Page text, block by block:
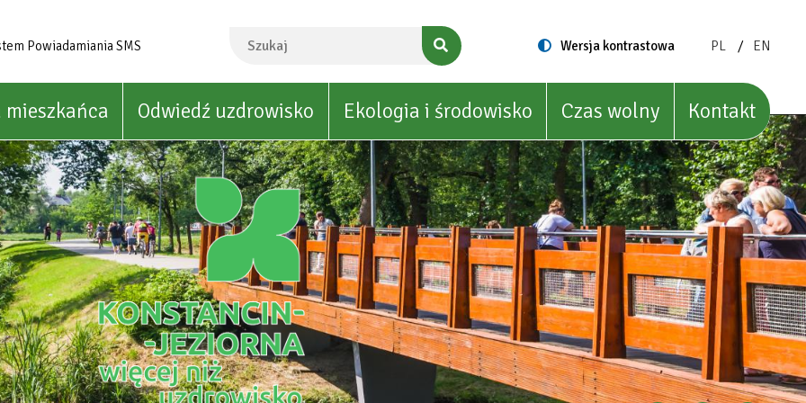
Powiadamiania SMS
Switch
Wersja kontrastowa
ZMIEŃ
POLISH
PL
ZMIEŃ
ENGLISH
EN
mieszkańca Odwiedź uzdrowisko Ekologia i środowisko Czas wolny Kontakt